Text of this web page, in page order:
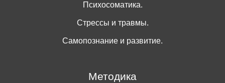
Психосоматика.
Стрессы и травмы.
Самопознание и развитие.
Методика